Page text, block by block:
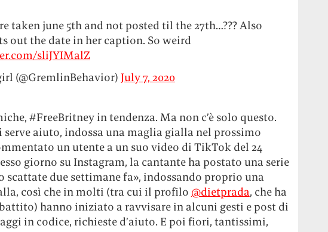
taken june 5th and not posted til the 27th…??? Also
out the date in her caption. So weird
sliJYIMalZ
(@GremlinBehavior) July 7, 2020
#FreeBritney in tendenza. Ma non c’è solo questo.
serve aiuto, indossa una maglia gialla nel prossimo
un utente a un suo video di TikTok del 24
giorno su Instagram, la cantante ha postato una serie
scattate due settimane fa», indossando proprio una
così che in molti (tra cui il profilo @dietprada, che ha
hanno iniziato a ravvisare in alcuni gesti e post di
in codice, richieste d’aiuto. E poi fiori, tantissimi,